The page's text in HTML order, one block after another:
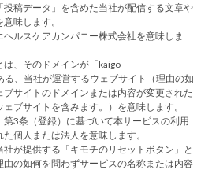
投稿データ」を含めた当社が配信する文章や
味します。
ヘルスケアカンパニー株式会社を意味しま
は、そのドメインが「kaigo-
、当社が運営するウェブサイト（理由の如
サイトのドメインまたは内容が変更された
ブサイトを含みます。）を意味します。
第3条（登録）に基づいて本サービスの利用
個人または法人を意味します。
社が提供する「キモチのリセットボタン」と
由の如何を問わずサービスの名称または内容